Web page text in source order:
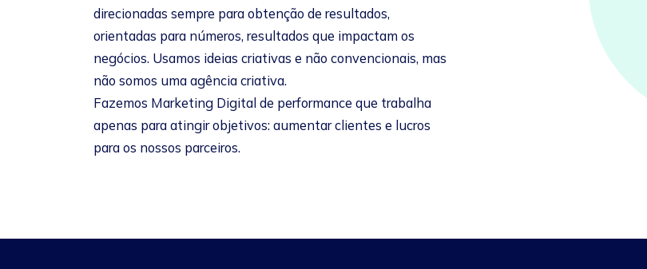
direcionadas sempre para obtenção de resultados,
orientadas para números, resultados que impactam os
negócios. Usamos ideias criativas e não convencionais, mas
não somos uma agência criativa.
Fazemos Marketing Digital de performance que trabalha
apenas para atingir objetivos: aumentar clientes e lucros
para os nossos parceiros.